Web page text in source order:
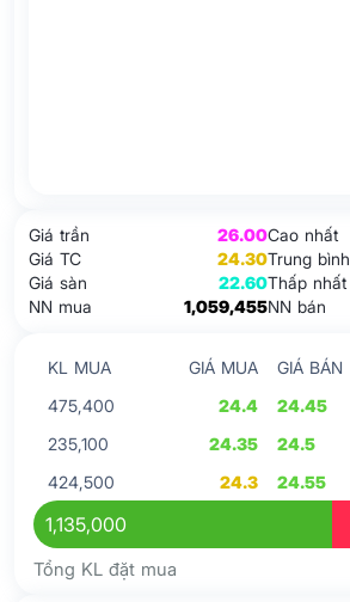
Giá trần
26.00
Giá TC
24.30
Giá sàn
22.60
NN mua
1,059,455
Cao nhất
Trung bình
Thấp nhất
NN bán
KL MUA GIÁ MUA GIÁ BÁN
475,400
24.4 24.45
235,100
24.35 24.5
424,500
24.3 24.55
1,135,000
Tổng KL đặt mua